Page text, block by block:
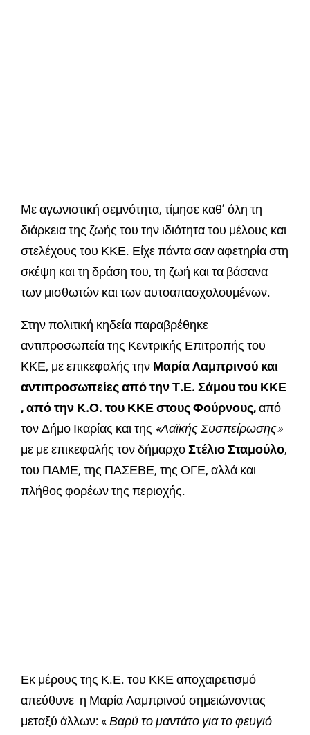
Με αγωνιστική σεμνότητα, τίμησε καθ’ όλη τη
διάρκεια της ζωής του την ιδιότητα του μέλους και
στελέχους του ΚΚΕ. Είχε πάντα σαν αφετηρία στη
σκέψη και τη δράση του, τη ζωή και τα βάσανα
των μισθωτών και των αυτοαπασχολουμένων.
Στην πολιτική κηδεία παραβρέθηκε
αντιπροσωπεία της Κεντρικής Επιτροπής του
ΚΚΕ, με επικεφαλής την Μαρία Λαμπρινού και
αντιπροσωπείες από την Τ.Ε. Σάμου του ΚΚΕ
, από την Κ.Ο. του ΚΚΕ στους Φούρνους,από
τον Δήμο Ικαρίας και της «Λαϊκής Συσπείρωσης»
με με επικεφαλής τον δήμαρχοΣτέλιο Σταμούλο,
του ΠΑΜΕ, της ΠΑΣΕΒΕ, της ΟΓΕ, αλλά και
πλήθος φορέων της περιοχής.
Εκ μέρους της Κ.Ε. του ΚΚΕ αποχαιρετισμό
απεύθυνε η Μαρία Λαμπρινού σημειώνοντας
μεταξύ άλλων: «Βαρύ το μαντάτο για το φευγιό